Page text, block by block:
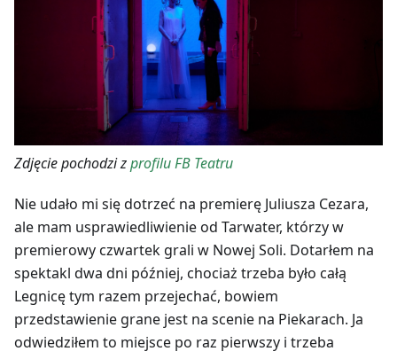
Zdjęcie pochodzi zprofilu FB Teatru
Nie udało mi się dotrzeć na premierę Juliusza Cezara,
ale mam usprawiedliwienie od Tarwater, którzy w
premierowy czwartek grali w Nowej Soli. Dotarłem na
spektakl dwa dni później, chociaż trzeba było całą
Legnicę tym razem przejechać, bowiem
przedstawienie grane jest na scenie na Piekarach. Ja
odwiedziłem to miejsce po raz pierwszy i trzeba